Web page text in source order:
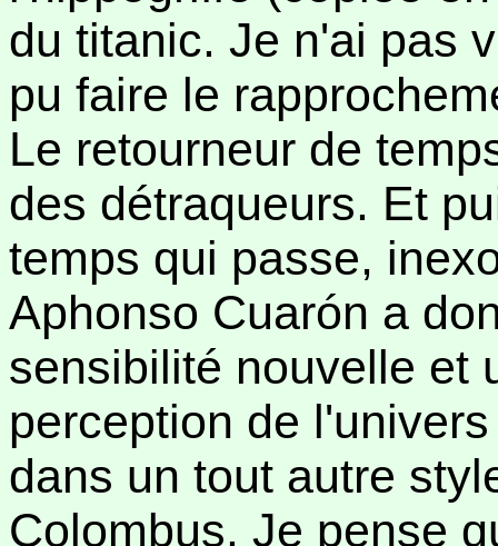
du titanic. Je n'ai pas
pu faire le
Le retourneur de
des détraqueurs. Et
temps qui passe,
Aphonso Cuarón a
sensibilité nouvelle et
perception de
dans un tout autre
Colombus. Je pense